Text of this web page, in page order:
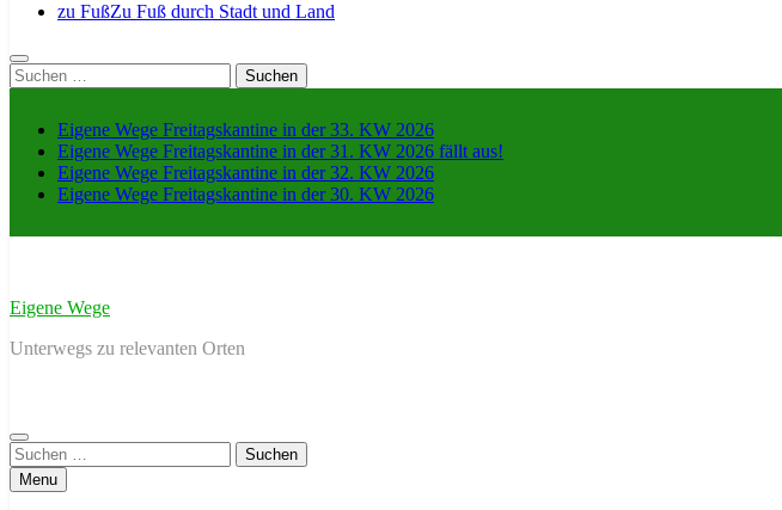
zu FußZu Fuß durch Stadt und Land
Suche
nach:
Eigene Wege Freitagskantine in der 33. KW 2026
Eigene Wege Freitagskantine in der 31. KW 2026 fällt aus!
Eigene Wege Freitagskantine in der 32. KW 2026
Eigene Wege Freitagskantine in der 30. KW 2026
Eigene Wege
Unterwegs zu relevanten Orten
Suche
nach:
Menu